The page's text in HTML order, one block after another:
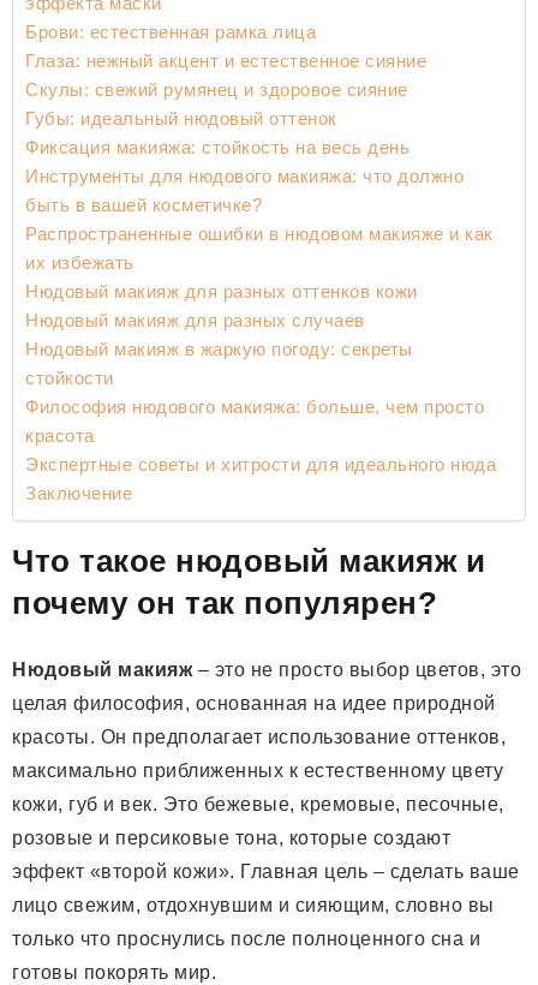
Брови: естественная рамка лица
Глаза: нежный акцент и естественное сияние
Скулы: свежий румянец и здоровое сияние
Губы: идеальный нюдовый оттенок
Фиксация макияжа: стойкость на весь день
Инструменты для нюдового макияжа: что должно
быть в вашей косметичке?
Распространенные ошибки в нюдовом макияже и как
их избежать
Нюдовый макияж для разных оттенков кожи
Нюдовый макияж для разных случаев
Нюдовый макияж в жаркую погоду: секреты
стойкости
Философия нюдового макияжа: больше, чем просто
красота
Экспертные советы и хитрости для идеального нюда
Заключение
Что такое нюдовый макияж и
почему он так популярен?
Нюдовый макияж– это не просто выбор цветов, это
целая философия, основанная на идее природной
красоты. Он предполагает использование оттенков,
максимально приближенных к естественному цвету
кожи, губ и век. Это бежевые, кремовые, песочные,
розовые и персиковые тона, которые создают
эффект «второй кожи». Главная цель – сделать ваше
лицо свежим, отдохнувшим и сияющим, словно вы
только что проснулись после полноценного сна и
готовы покорять мир.